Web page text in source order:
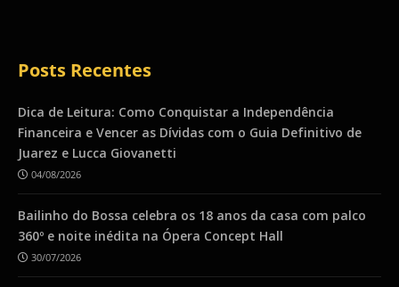
Posts Recentes
Dica de Leitura: Como Conquistar a Independência
Financeira e Vencer as Dívidas com o Guia Definitivo de
Juarez e Lucca Giovanetti
04/08/2026
Bailinho do Bossa celebra os 18 anos da casa com palco
360º e noite inédita na Ópera Concept Hall
30/07/2026